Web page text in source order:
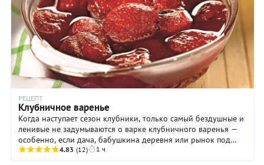
РЕЦЕПТ
Клубничное варенье
Когда наступает сезон клубники, только самый бездушные и
ленивые не задумываются о варке клубничного варенья —
особенно, если дача, бабушкина деревня или рынок под
боком. Для начала надо выбрать ...
4.83 (12) 1 ч